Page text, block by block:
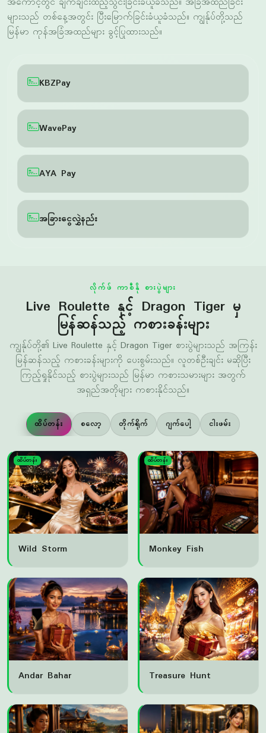
KBZPay
WavePay
AYA Pay
အခြားငွေလွှဲနည်း
မြန်ဆန်သည့် ကစားခန်းများ
ကျွန်ုပ်တို့၏ Live Roulette နှင့် Dragon Tiger စားပွဲများသည် အကြန်း
မြန်ဆန်သည့် ကစားခန်းများကို ပေးစွမ်းသည်။ လူတစ်ဦးချင်း မဆိုပြီး
ကြည့်ရှုနိုင်သည့် စားပွဲများသည် မြန်မာ ကစားသမားများ အတွက်
အရှည်အတိုများ ကစားနိုင်သည်။
ထိပ်တန်း စလော့ တိုက်ရိုက် ဂျက်ပေါ့
ထိပ်တန်း
Wild Storm
ထိပ်တန်း
Monkey Fish
Andar Bahar Treasure Hunt